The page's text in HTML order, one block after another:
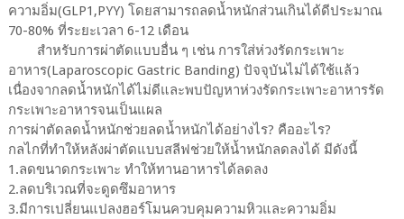
ความอิ่ม(GLP1,PYY) โดยสามารถลดน้ำหนักส่วนเกินได้ดีประมาณ
70-80% ที่ระยะเวลา 6-12 เดือน
สำหรับการผ่าตัดแบบอื่น ๆ เช่น การใส่ห่วงรัดกระเพาะ
อาหาร(Laparoscopic Gastric Banding) ปัจจุบันไม่ได้ใช้แล้ว
เนื่องจากลดน้ำหนักได้ไม่ดีและพบปัญหาห่วงรัดกระเพาะอาหารรัด
กระเพาะอาหารจนเป็นแผล
การผ่าตัดลดน้ำหนักช่วยลดน้ำหนักได้อย่างไร? คืออะไร?
กลไกที่ทำให้หลังผ่าตัดแบบสลีฟช่วยให้น้ำหนักลดลงได้ มีดังนี้
1.ลดขนาดกระเพาะ ทำให้ทานอาหารได้ลดลง
2.ลดบริเวณที่จะดูดซึมอาหาร
3.มีการเปลี่ยนแปลงฮอร์โมนควบคุมความหิวและความอิ่ม